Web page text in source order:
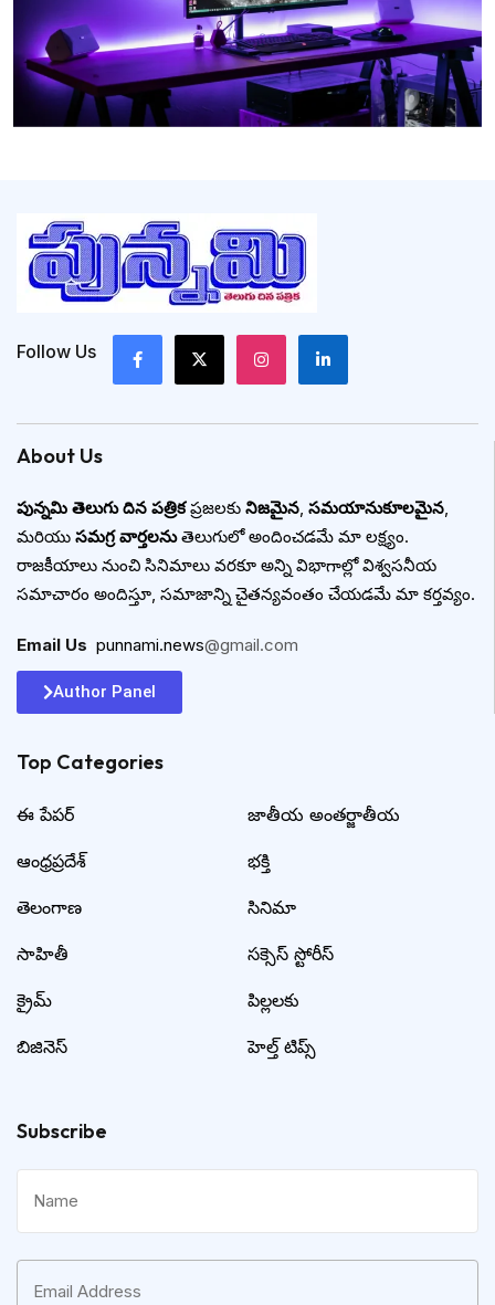
Follow Us
About Us
పున్నమి తెలుగు దిన పత్రికప్రజలకు నిజమైన సమయానుకూలమైన
మరియు సమగ్ర వార్తలనుతెలుగులో అందించడమే మా లక్ష్యం.
రాజకీయాలు నుంచి సినిమాలు వరకూ అన్ని విభాగాల్లో విశ్వసనీయ
సమాచారం అందిస్తూ, సమాజాన్ని చైతన్యవంతం చేయడమే మా కర్తవ్యం.
Email Us punnami.news@gmail.com
Author Panel
Top Categories​
ఈ పేపర్
ఆంధ్రప్రదేశ్
తెలంగాణ
సాహితీ
క్రైమ్
బిజినెస్
జాతీయ అంతర్జాతీయ
భక్తి
సినిమా
సక్సెస్ స్టోరీస్
పిల్లలకు
హెల్త్ టిప్స్
Subscribe